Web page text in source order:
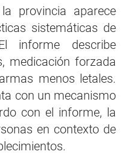
provincia aparece
sistemáticas de
informe describe
medicación forzada
menos letales.
con un mecanismo
con el informe, la
en contexto de